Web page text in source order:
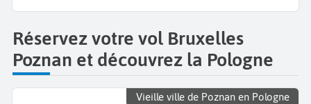
Réservez votre vol Bruxelles
Poznan et découvrez la Pologne
Vieille ville de Poznan en Pologne